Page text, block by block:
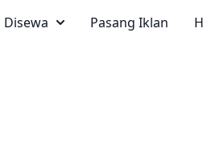
Disewa Pasang Iklan